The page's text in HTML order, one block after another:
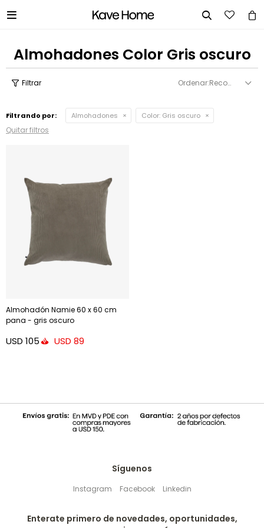
 
Almohadones Color Gris oscuro
Recomendados
Filtrando por: Almohadones Color: Gris oscuro
Quitar filtros
Almohadón Namie 60 x 60 cm
pana - gris oscuro
USD 105 USD 89
Síguenos
Instagram Facebook Linkedin
Enterate primero de novedades, oportunidades,